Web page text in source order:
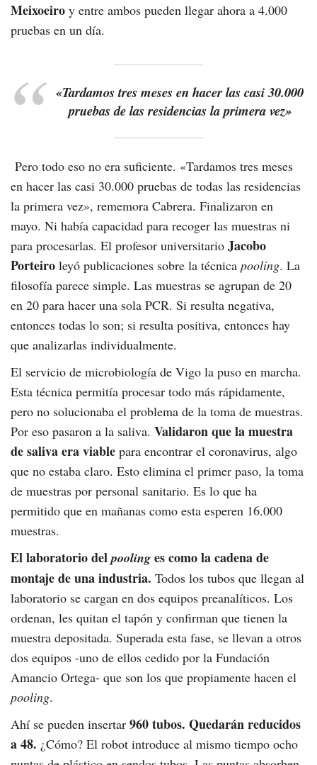
Meixoeiro y entre ambos pueden llegar ahora a 4.000
pruebas en un día.
«Tardamos tres meses en hacer las casi 30.000
pruebas de las residencias la primera vez»
Pero todo eso no era suficiente. «Tardamos tres meses
en hacer las casi 30.000 pruebas de todas las residencias
la primera vez», rememora Cabrera. Finalizaron en
mayo. Ni había capacidad para recoger las muestras ni
para procesarlas. El profesor universitario Jacobo
Porteiro leyó publicaciones sobre la técnica pooling. La
filosofía parece simple. Las muestras se agrupan de 20
en 20 para hacer una sola PCR. Si resulta negativa,
entonces todas lo son; si resulta positiva, entonces hay
que analizarlas individualmente.
El servicio de microbiología de Vigo la puso en marcha.
Esta técnica permitía procesar todo más rápidamente,
pero no solucionaba el problema de la toma de muestras.
Por eso pasaron a la saliva. Validaron que la muestra
de saliva era viable para encontrar el coronavirus, algo
que no estaba claro. Esto elimina el primer paso, la toma
de muestras por personal sanitario. Es lo que ha
permitido que en mañanas como esta esperen 16.000
muestras.
El laboratorio delpooling es como la cadena de
montaje de una industria. Todos los tubos que llegan al
laboratorio se cargan en dos equipos preanalíticos. Los
ordenan, les quitan el tapón y confirman que tienen la
muestra depositada. Superada esta fase, se llevan a otros
dos equipos -uno de ellos cedido por la Fundación
Amancio Ortega- que son los que propiamente hacen el
pooling.
Ahí se pueden insertar 960 tubos. Quedarán reducidos
a 48. ¿Cómo? El robot introduce al mismo tiempo ocho